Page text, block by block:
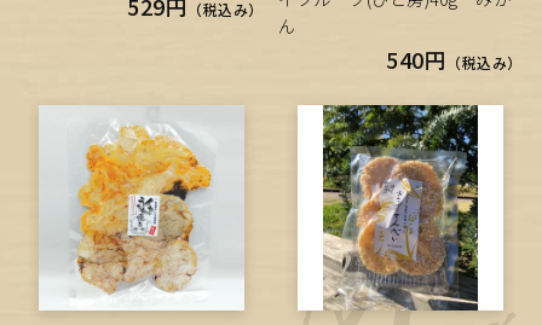
（税込み）
ん
540円 （税込み）